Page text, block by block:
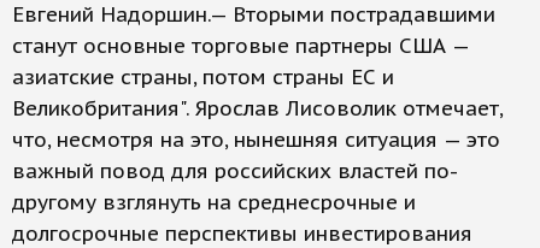
Евгений Надоршин.— Вторыми пострадавшими
станут основные торговые партнеры США —
азиатские страны, потом страны ЕС и
Великобритания". Ярослав Лисоволик отмечает,
что, несмотря на это, нынешняя ситуация — это
важный повод для российских властей по-
другому взглянуть на среднесрочные и
долгосрочные перспективы инвестирования